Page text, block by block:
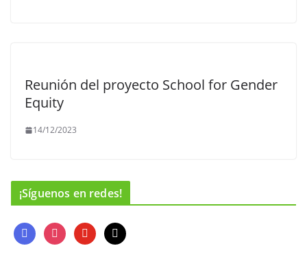
Reunión del proyecto School for Gender
Equity
14/12/2023
¡Síguenos en redes!
f
a
i
n
y
o
m
a